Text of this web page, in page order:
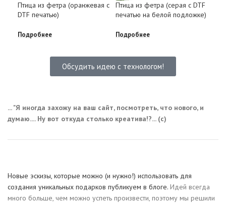
Птица из фетра (оранжевая с
DTF печатью)
Подробнее
Птица из фетра (серая с DTF
печатью на белой подложке)
Подробнее
Обсудить идею с технологом!
... "Я иногда захожу на ваш сайт, посмотреть, что нового, и
думаю.... Ну вот откуда столько креатива!?... (с)
Новые эскизы, которые можно (и нужно!) использовать для
создания уникальных подарков публикуем в блоге. Идей всегда
много больше, чем можно успеть произвести, поэтому мы решили